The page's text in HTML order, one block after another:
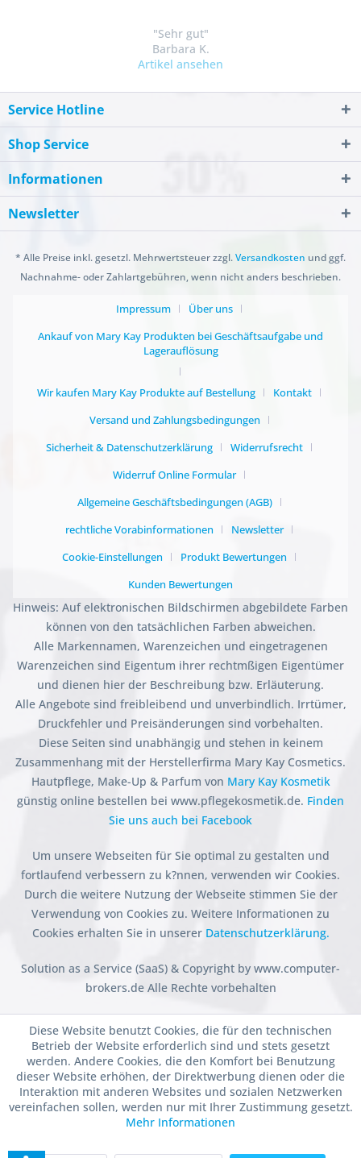
"Sehr gut"
Barbara K.
Artikel ansehen
Service Hotline
Shop Service
Informationen
Newsletter
* Alle Preise inkl. gesetzl. Mehrwertsteuer zzgl.Versandkosten und ggf.
Nachnahme- oder Zahlartgebühren, wenn nicht anders beschrieben.
Impressum
Über uns
Ankauf von Mary Kay Produkten bei Geschäftsaufgabe und
Lagerauflösung
Wir kaufen Mary Kay Produkte auf Bestellung
Kontakt
Versand und Zahlungsbedingungen
Sicherheit & Datenschutzerklärung
Widerrufsrecht
Widerruf Online Formular
Allgemeine Geschäftsbedingungen (AGB)
rechtliche Vorabinformationen
Newsletter
Cookie-Einstellungen
Produkt Bewertungen
Kunden Bewertungen
Hinweis: Auf elektronischen Bildschirmen abgebildete Farben
können von den tatsächlichen Farben abweichen.
Alle Markennamen, Warenzeichen und eingetragenen
Warenzeichen sind Eigentum ihrer rechtmßigen Eigentümer
und dienen hier der Beschreibung bzw. Erläuterung.
Alle Angebote sind freibleibend und unverbindlich. Irrtümer,
Druckfehler und Preisänderungen sind vorbehalten.
Diese Seiten sind unabhängig und stehen in keinem
Zusammenhang mit der Herstellerfirma Mary Kay Cosmetics.
Hautpflege, Make-Up & Parfum von Mary Kay Kosmetik
günstig online bestellen bei www.pflegekosmetik.de. Finden
Sie uns auch bei Facebook
Um unsere Webseiten für Sie optimal zu gestalten und
fortlaufend verbessern zu k?nnen, verwenden wir Cookies.
Durch die weitere Nutzung der Webseite stimmen Sie der
Verwendung von Cookies zu. Weitere Informationen zu
Cookies erhalten Sie in unserer Datenschutzerklärung.
Solution as a Service (SaaS) & Copyright by www.computer-
brokers.de Alle Rechte vorbehalten
Diese Website benutzt Cookies, die für den technischen
Betrieb der Website erforderlich sind und stets gesetzt
werden. Andere Cookies, die den Komfort bei Benutzung
dieser Website erhöhen, der Direktwerbung dienen oder die
Interaktion mit anderen Websites und sozialen Netzwerken
vereinfachen sollen, werden nur mit Ihrer Zustimmung gesetzt.
Mehr Informationen